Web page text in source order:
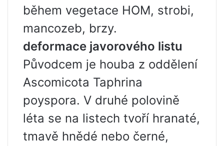
během vegetace HOM, strobi,
mancozeb, brzy.
deformace javorového listu
Původcem je houba z oddělení
Ascomicota Taphrina
poyspora. V druhé polovině
léta se na listech tvoří hranaté,
tmavě hnědé nebo černé,